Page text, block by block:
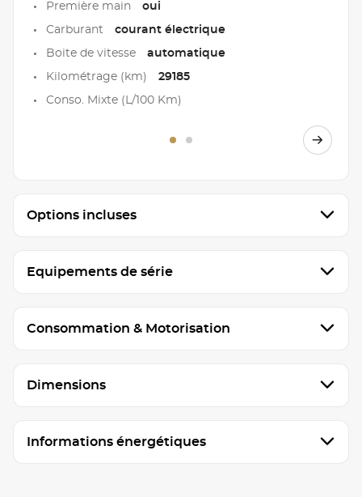
Première main oui
Carburant courant électrique
Boite de vitesse automatique
Kilométrage (km) 29185
Conso. Mixte (L/100 Km)
Options incluses
Equipements de série
Consommation & Motorisation
Dimensions
Informations énergétiques